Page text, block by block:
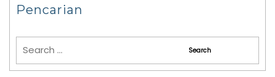
Pencarian